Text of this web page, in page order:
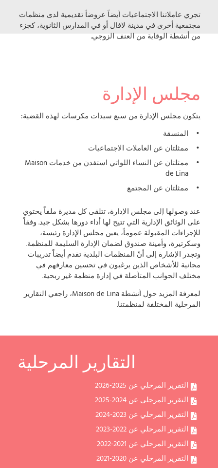
تجري عاملاتنا الاجتماعيات أيضاً عروضاً تقديمية لدى منظمات
مجتمعية أخرى في مدينة لافال أو في المدارس الثانوية، كجزء
من أنشطة الوقاية من العنف الزوجي.
مجلس الإدارة
يتكون مجلس الإدارة من سبع سيدات مكرسات لهذه القضية:
المنسقة
ممثلتان عن العاملات الاجتماعيات
ممثلتان عن النساء اللواتي استفدن من خدمات Maison
de Lina
ممثلتان عن المجتمع
عند وصولها إلى مجلس الإدارة، تتلقى كل مديرة ملفاً يحتوي
على الوثائق الإدارية التي تتيح لها أداء دورها بشكل جيد. وفقاً
للإجراءات المقبولة عموماً، يعين مجلس الإدارة رئيسة،
وسكرتيرة، وأمينة صندوق لضمان الإدارة السليمة للمنظمة.
وتجدر الإشارة إلى أنّ المنظمات البلدية تقدم أيضاً تدريبات
مجانية للأشخاص الذين يرغبون في تحسين معارفهم في
مختلف الجوانب المتأصلة في إدارة منظمة غير ربحية.
لمعرفة المزيد حول أنشطة Maison de Lina، راجعي التقارير
المرحلية المختلفة لمنظمتنا.
التقارير المرحلية
التقرير المرحلي عن 2025-2026
التقرير المرحلي عن 2024-2025
التقرير المرحلي عن 2023-2024
التقرير المرحلي عن 2022-2023
التقرير المرحلي عن 2021-2022
التقرير المرحلي عن 2020-2021